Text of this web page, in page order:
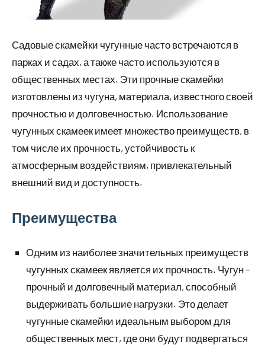
Садовые скамейки чугунные часто встречаются в
парках и садах, а также часто используются в
общественных местах. Эти прочные скамейки
изготовлены из чугуна, материала, известного своей
прочностью и долговечностью. Использование
чугунных скамеек имеет множество преимуществ, в
том числе их прочность, устойчивость к
атмосферным воздействиям, привлекательный
внешний вид и доступность.
Преимущества
Одним из наиболее значительных преимуществ
чугунных скамеек является их прочность. Чугун –
прочный и долговечный материал, способный
выдерживать большие нагрузки. Это делает
чугунные скамейки идеальным выбором для
общественных мест, где они будут подвергаться